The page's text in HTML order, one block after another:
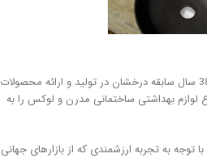
با 38 سال سابقه درخشان در تولید و ارائه محصولات
بهداشتی ساختمانی مدرن و لوکس را به
به تجربه ارزشمندی که از بازارهای جهانی